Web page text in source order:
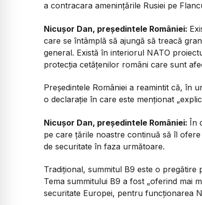
a contracara amenințările Rusiei pe
Nicușor Dan, președintele României:
care se întâmplă să ajungă să treacă
general. Există în interiorul NATO
protecția cetățenilor români care sunt
Președintele României a reamintit că, în
o declarație în care este menționat
Nicușor Dan, președintele României: În
pe care țările noastre continuă să îl
de securitate în faza următoare.
Tradițional, summitul B9 este o
Tema summitului B9 a fost „oferind mai
securitate Europei, pentru funcționarea